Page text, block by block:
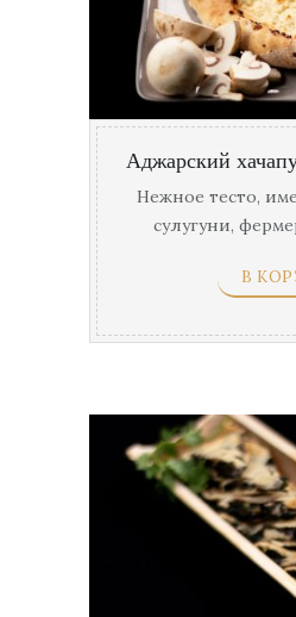
Нежное тесто,
сулугуни,
В